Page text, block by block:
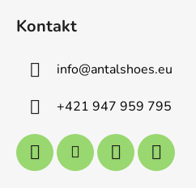
Kontakt
info@antalshoes.eu
+421 947 959 795